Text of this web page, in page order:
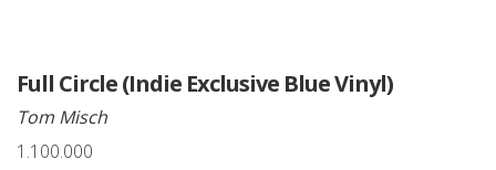
Full Circle (Indie Exclusive Blue Vinyl)
Tom Misch
1.100.000